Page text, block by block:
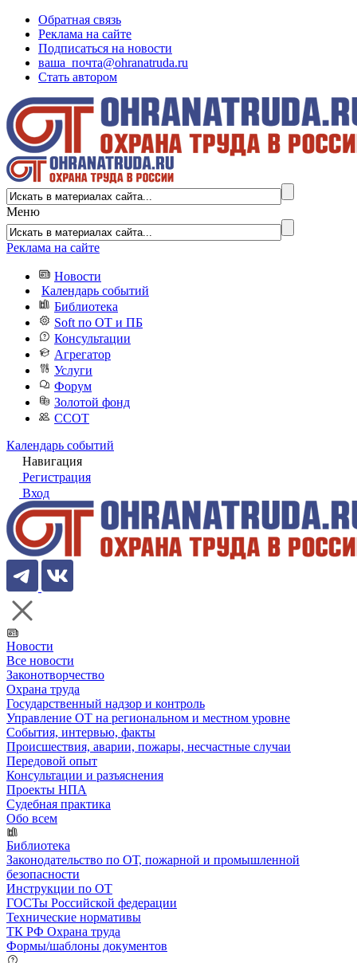
Обратная связь
Реклама на сайте
Подписаться на новости
ваша_почта@ohranatruda.ru
Стать автором
Меню
Реклама на сайте
Новости
Календарь событий
Библиотека
Soft по ОТ и ПБ
Консультации
Агрегатор
Услуги
Форум
Золотой фонд
ССОТ
Календарь событий
Навигация
Регистрация
Вход
Новости
Все новости
Законотворчество
Охрана труда
Государственный надзор и контроль
Управление ОТ на региональном и местном уровне
События, интервью, факты
Происшествия, аварии, пожары, несчастные случаи
Передовой опыт
Консультации и разъяснения
Проекты НПА
Судебная практика
Обо всем
Библиотека
Законодательство по ОТ, пожарной и промышленной
безопасности
Инструкции по ОТ
ГОСТы Российской федерации
Технические нормативы
ТК РФ Охрана труда
Формы/шаблоны документов